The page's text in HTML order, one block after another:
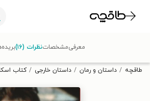
تخفیف از طاقچه دریافت
طاقچه داستان و رمان داستان خارجی کتاب
معرفیمشخصاتنظرات (۱۶)